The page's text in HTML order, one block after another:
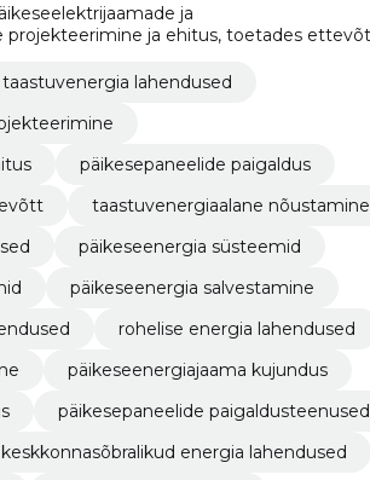
ja
projekteerimine ja ehitus, toetades
taastuvenergia lahendused
päikesepaneelide paigaldus
taastuvenergiaalane nõustamine
päikeseenergia süsteemid
päikeseenergia salvestamine
rohelise energia lahendused
päikeseenergiajaama kujundus
päikesepaneelide paigaldusteenused
keskkonnasõbralikud energia lahendused